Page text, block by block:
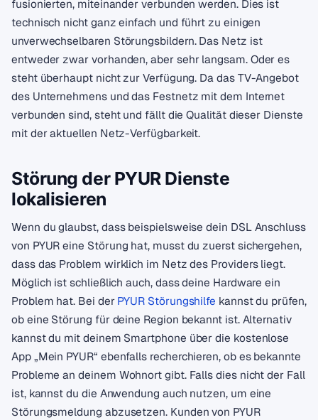
fusionierten, miteinander verbunden werden. Dies ist
technisch nicht ganz einfach und führt zu einigen
unverwechselbaren Störungsbildern. Das Netz ist
entweder zwar vorhanden, aber sehr langsam. Oder es
steht überhaupt nicht zur Verfügung. Da das TV-Angebot
des Unternehmens und das Festnetz mit dem Internet
verbunden sind, steht und fällt die Qualität dieser Dienste
mit der aktuellen Netz-Verfügbarkeit.
Störung der PYUR Dienste
lokalisieren
Wenn du glaubst, dass beispielsweise dein DSL Anschluss
von PYUR eine Störung hat, musst du zuerst sichergehen,
dass das Problem wirklich im Netz des Providers liegt.
Möglich ist schließlich auch, dass deine Hardware ein
Problem hat. Bei derPYUR Störungshilfe kannst du prüfen,
ob eine Störung für deine Region bekannt ist. Alternativ
kannst du mit deinem Smartphone über die kostenlose
App „Mein PYUR“ ebenfalls recherchieren, ob es bekannte
Probleme an deinem Wohnort gibt. Falls dies nicht der Fall
ist, kannst du die Anwendung auch nutzen, um eine
Störungsmeldung abzusetzen. Kunden von PYUR